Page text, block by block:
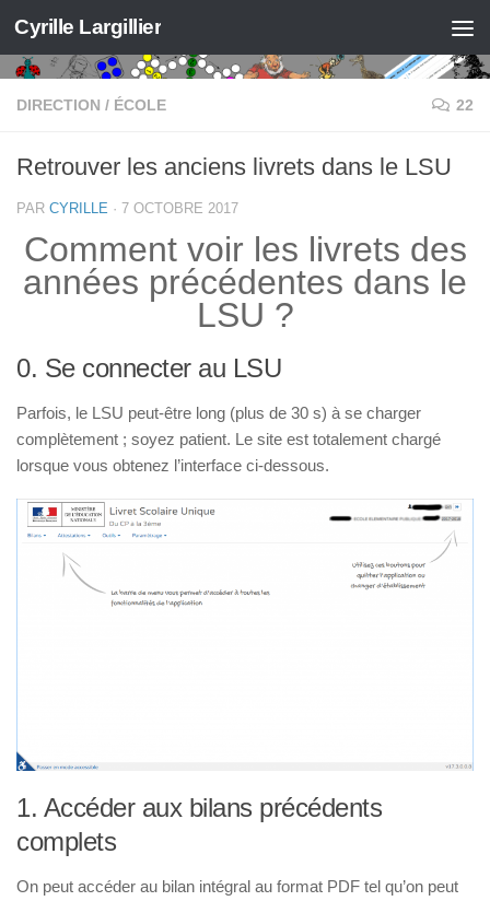
Skip to content
Cyrille Largillier
DIRECTION / ÉCOLE 22
Retrouver les anciens livrets dans le LSU
PAR CYRILLE · 7 OCTOBRE 2017
Comment voir les livrets des
années précédentes dans le
LSU ?
0. Se connecter au LSU
Parfois, le LSU peut-être long (plus de 30 s) à se charger
complètement ; soyez patient. Le site est totalement chargé
lorsque vous obtenez l’interface ci-dessous.
1. Accéder aux bilans précédents
complets
On peut accéder au bilan intégral au format PDF tel qu’on peut